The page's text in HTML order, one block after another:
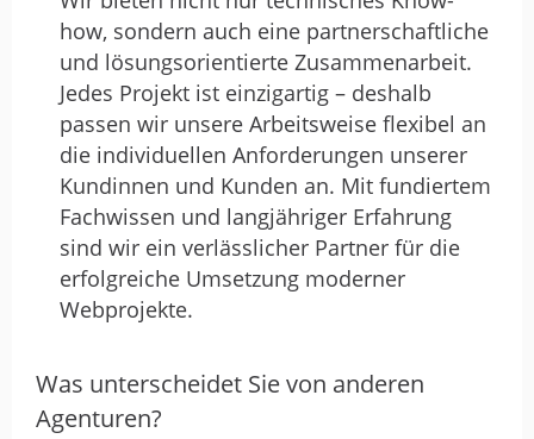
how, sondern auch eine partnerschaftliche
und lösungsorientierte Zusammenarbeit.
Jedes Projekt ist einzigartig – deshalb
passen wir unsere Arbeitsweise flexibel an
die individuellen Anforderungen unserer
Kundinnen und Kunden an. Mit fundiertem
Fachwissen und langjähriger Erfahrung
sind wir ein verlässlicher Partner für die
erfolgreiche Umsetzung moderner
Webprojekte.
Was unterscheidet Sie von anderen
Agenturen?